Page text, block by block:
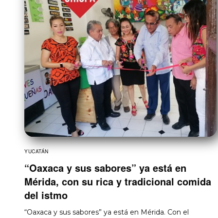
YUCATÁN
“Oaxaca y sus sabores” ya está en
Mérida, con su rica y tradicional comida
del istmo
“Oaxaca y sus sabores” ya está en Mérida. Con el